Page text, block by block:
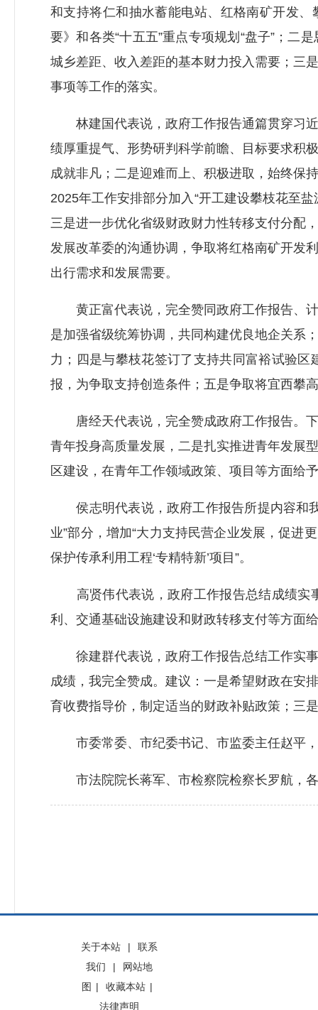
和支持将仁和抽水蓄能电站、红格南矿开发
要》和各类“十五五”重点专项规划“盘子”；二
城乡差距、收入差距的基本财力投入需要；三
事项等工作的落实。
林建国代表说，政府工作报告通篇贯穿习近
绩厚重提气、形势研判科学前瞻、目标要求积
成就非凡；二是迎难而上、积极进取，始终保
2025年工作安排部分加入“开工建设攀枝花至
三是进一步优化省级财政财力性转移支付分配
发展改革委的沟通协调，争取将红格南矿开发
出行需求和发展需要。
黄正富代表说，完全赞同政府工作报告、计
是加强省级统筹协调，共同构建优良地企关系
力；四是与攀枝花签订了支持共同富裕试验
报，为争取支持创造条件；五是争取将宜西攀
唐经天代表说，完全赞成政府工作报告。下
青年投身高质量发展，二是扎实推进青年发展
区建设，在青年工作领域政策、项目等方面给
侯志明代表说，政府工作报告所提内容和我
业”部分，增加“大力支持民营企业发展，促进
保护传承利用工程‘专精特新’项目”。
高贤伟代表说，政府工作报告总结成绩实
利、交通基础设施建设和财政转移支付等方面
徐建群代表说，政府工作报告总结工作实事
成绩，我完全赞成。建议：一是希望财政在安
育收费指导价，制定适当的财政补贴政策；三
市委常委、市纪委书记、市监委主任赵平，
市法院院长蒋军、市检察院检察长罗航，各
关于本站 |
联系
我们
|
网站地
图 | 收藏本站 |
法律声明